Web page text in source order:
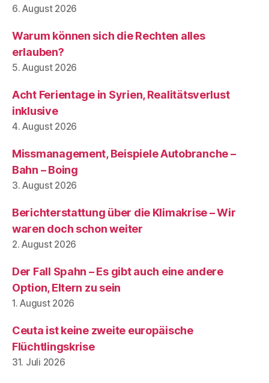
6. August 2026
Warum können sich die Rechten alles
erlauben?
5. August 2026
Acht Ferientage in Syrien, Realitätsverlust
inklusive
4. August 2026
Missmanagement, Beispiele Autobranche –
Bahn – Boing
3. August 2026
Berichterstattung über die Klimakrise – Wir
waren doch schon weiter
2. August 2026
Der Fall Spahn – Es gibt auch eine andere
Option, Eltern zu sein
1. August 2026
Ceuta ist keine zweite europäische
Flüchtlingskrise
31. Juli 2026